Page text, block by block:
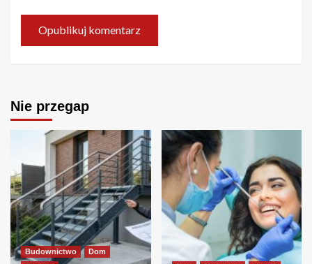
Nie przegap
Budownictwo
Dom